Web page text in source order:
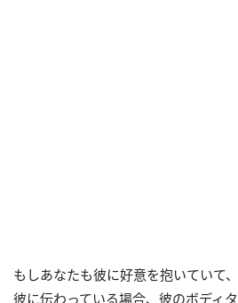
もしあなたも彼に好意を抱いていて
彼に伝わっている場合、彼のボディ